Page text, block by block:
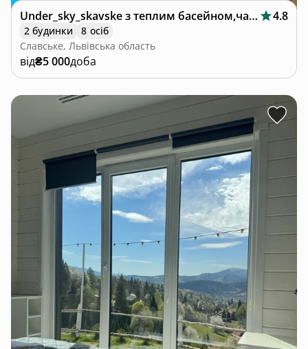
Under_sky_skavske з теплим басейном,чаном 4.8
2 будинки
8 осіб
Славське, Львівська область
від₴5 000доба